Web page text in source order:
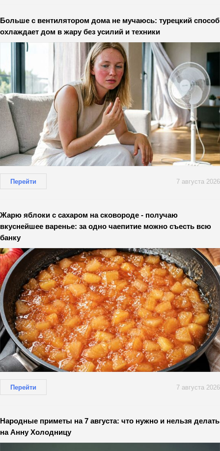
Больше с вентилятором дома не мучаюсь: турецкий способ
охлаждает дом в жару без усилий и техники
Перейти 7 августа 2026
Жарю яблоки с сахаром на сковороде - получаю
вкуснейшее варенье: за одно чаепитие можно съесть всю
банку
Перейти 7 августа 2026
Народные приметы на 7 августа: что нужно и нельзя делать
на Анну Холодницу